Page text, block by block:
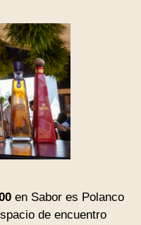
en Sabor es Polanco
de encuentro